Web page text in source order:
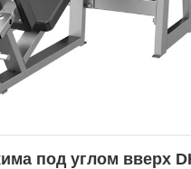
под углом вверх